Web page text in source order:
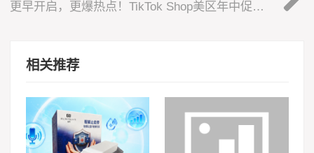
更早开启，更爆热点！TikTok Shop美区年中促ACE备战秘籍重磅发布
相关推荐